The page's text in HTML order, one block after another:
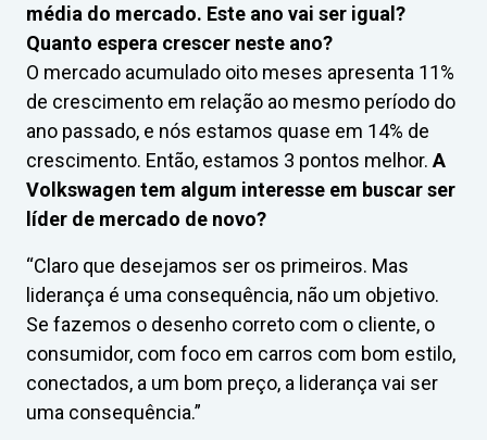
média do mercado. Este ano vai ser igual?
Quanto espera crescer neste ano?
O mercado acumulado oito meses apresenta 11%
de crescimento em relação ao mesmo período do
ano passado, e nós estamos quase em 14% de
crescimento. Então, estamos 3 pontos melhor. A
Volkswagen tem algum interesse em buscar ser
líder de mercado de novo?
“Claro que desejamos ser os primeiros. Mas
liderança é uma consequência, não um objetivo.
Se fazemos o desenho correto com o cliente, o
consumidor, com foco em carros com bom estilo,
conectados, a um bom preço, a liderança vai ser
uma consequência.”